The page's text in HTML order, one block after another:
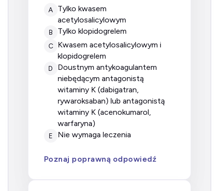
A
tylko kwasem
acetylosalicylowym
B tylko klopidogrelem
C
kwasem acetylosalicylowym i
klopidogrelem
D
doustnym antykoagulantem
niebędącym antagonistą
witaminy K (dabigatran,
rywaroksaban) lub antagonistą
witaminy K (acenokumarol,
warfaryna)
E nie wymaga leczenia
Poznaj poprawną odpowiedź